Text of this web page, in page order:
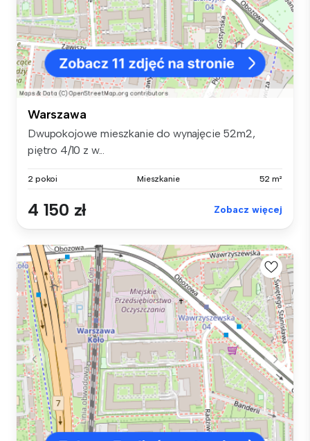
Warszawa
Dwupokojowe mieszkanie do wynajęcie 52m2,
piętro 4/10 z w...
2 pokoi Mieszkanie 52 m²
4 150 zł Zobacz więcej